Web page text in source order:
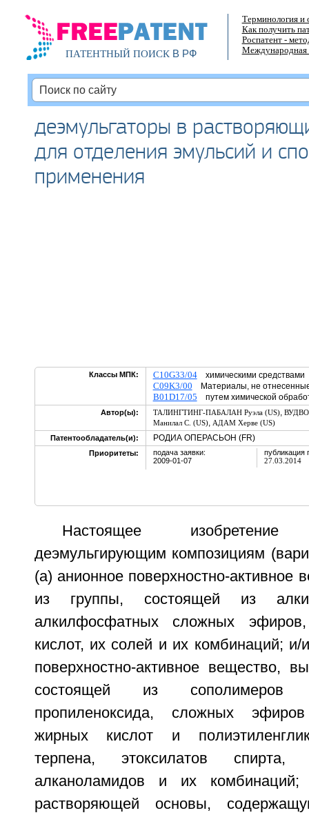
ПАТЕНТНЫЙ ПОИСКВ РФ
Терминология и
Как получить
Роспатент -
Международная
деэмульгаторы в
для отделения эмульсий и
применения
Классы МПК: C10G33/04химическими
C09K3/00 Материалы, не отнесенные
B01D17/05 путем химической
Автор(ы): ТАЛИНГТИНГ-ПАБАЛАН Руэла (US),
Манилал С. (US), АДАМ Херве (US)
Патентообладатель(и):
РОДИА ОПЕРАСЬОН (FR)
Приоритеты:
подача заявки:
2009-01-07
публикация
27.03.2014
Настоящее
деэмульгирующим композициям
(а) анионное поверхностно-активное
из группы, состоящей из
алкилфосфатных сложных
кислот, их солей и их комбинаций; и/
поверхностно-активное вещество,
состоящей из сополимеров
пропиленоксида, сложных эфиров
жирных кислот и
терпена, этоксилатов спирта,
алканоламидов и их
растворяющей основы,